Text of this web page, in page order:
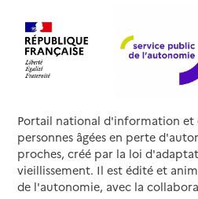
Portail national d'information et
personnes âgées en perte
proches, créé par la loi
vieillissement. Il est édité et
de l'autonomie, avec la